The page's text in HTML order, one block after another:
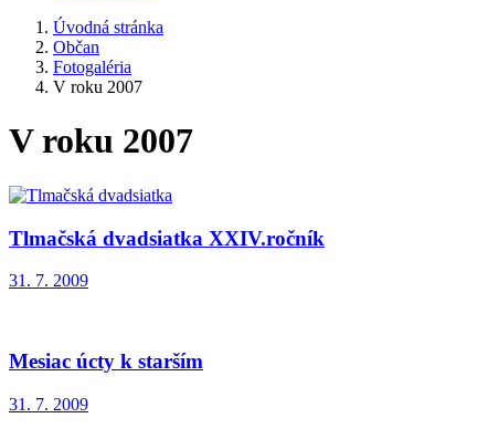
Úvodná stránka
Občan
Fotogaléria
V roku 2007
V roku 2007
Tlmačská dvadsiatka XXIV.ročník
31. 7. 2009
Mesiac úcty k starším
31. 7. 2009